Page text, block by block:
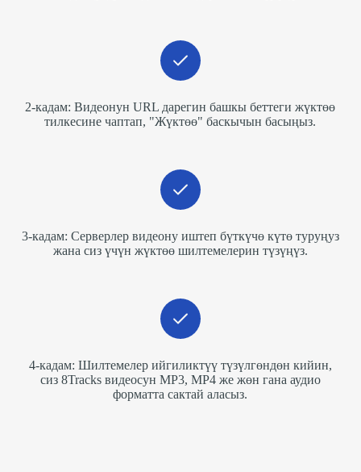
2-кадам: Видеонун URL дарегин башкы беттеги жүктөө
тилкесине чаптап, "Жүктөө" баскычын басыңыз.
3-кадам: Серверлер видеону иштеп бүткүчө күтө туруңуз
жана сиз үчүн жүктөө шилтемелерин түзүңүз.
4-кадам: Шилтемелер ийгиликтүү түзүлгөндөн кийин,
сиз 8Tracks видеосун MP3, MP4 же жөн гана аудио
форматта сактай аласыз.